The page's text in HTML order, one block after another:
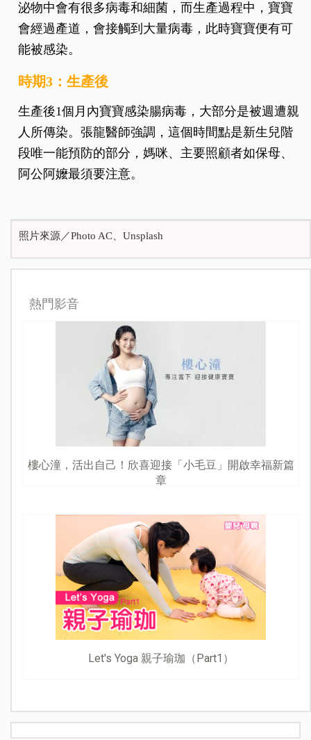
泌物中會有很多病毒和細菌，而生產過程中，寶寶
會經過產道，會接觸到大量病毒，此時寶寶便有可
能被感染。
時期3：生產後
生產後1個月內寶寶感染腸病毒，大部分是被週遭親
人所傳染。張龍醫師強調，這個時間點是新生兒階
段唯一能預防的部分，媽咪、主要照顧者如保母、
阿公阿嬤最須要注意。
照片來源／Photo AC、Unsplash
熱門影音
樓心潼，活出自己！欣喜迎接「小毛豆」開啟幸福新篇
章
Let's Yoga 親子瑜珈（Part1）